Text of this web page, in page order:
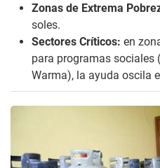
Zonas de Extrema
soles.
Sectores Críticos: en
para programas sociales
Warma), la ayuda oscila